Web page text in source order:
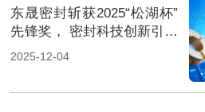
东晟密封斩获2025“松湖杯”
先锋奖， 密封科技创新引领
行业新篇！
2025-12-04